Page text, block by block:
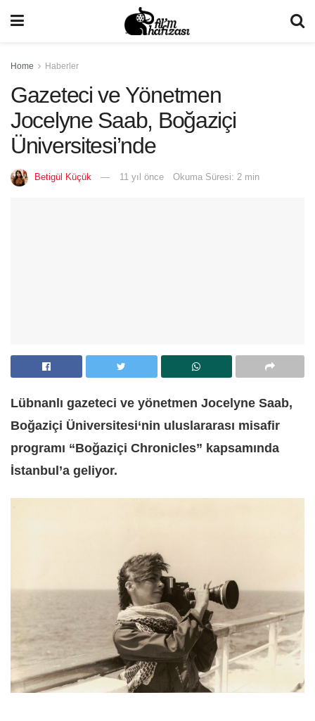
Home Haberler
Gazeteci ve Yönetmen
Jocelyne Saab, Boğaziçi
Üniversitesi’nde
Betigül Küçük 11 yıl önce Okuma Süresi: 2 min
Lübnanlı gazeteci ve yönetmen Jocelyne Saab,
Boğaziçi Üniversitesi‘nin uluslararası misafir
programı “Boğaziçi Chronicles” kapsamında
İstanbul’a geliyor.